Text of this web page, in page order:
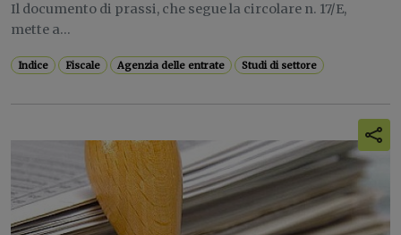
Il documento di prassi, che segue la circolare n. 17/E,
mette a...
Indice Fiscale Agenzia delle entrate Studi di settore